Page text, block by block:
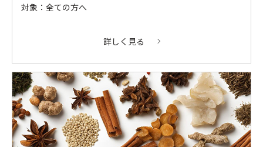
対象：全ての方へ
詳しく見る